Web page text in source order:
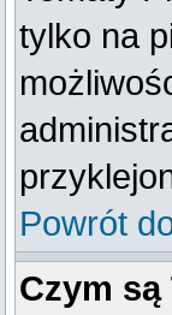
tylko na
Powrót
Czym